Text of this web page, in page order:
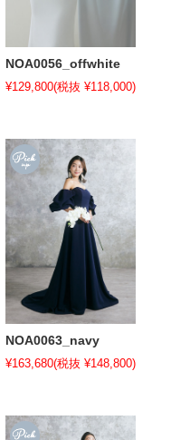
NOA0056_offwhite
¥129,800(税抜 ¥118,000)
NOA0063_navy
¥163,680(税抜 ¥148,800)